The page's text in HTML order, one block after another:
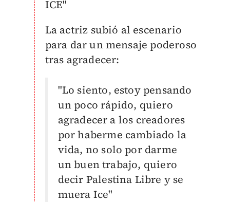
ICE"
La actriz subió al escenario
para dar un mensaje poderoso
tras agradecer:
"Lo siento, estoy pensando
un poco rápido, quiero
agradecer a los creadores
por haberme cambiado la
vida, no solo por darme
un buen trabajo, quiero
decir Palestina Libre y se
muera Ice"